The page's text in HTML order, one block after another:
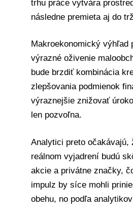
trhu práce vytvára
následne premieta aj do
Makroekonomický výhľad
výrazné oživenie
bude brzdiť kombinácia
zlepšovania podmienok
výraznejšie znižovať
len pozvoľna.
Analytici preto očakávajú,
reálnom vyjadrení budú
akcie a privátne značky,
impulz by síce mohli
obehu, no podľa